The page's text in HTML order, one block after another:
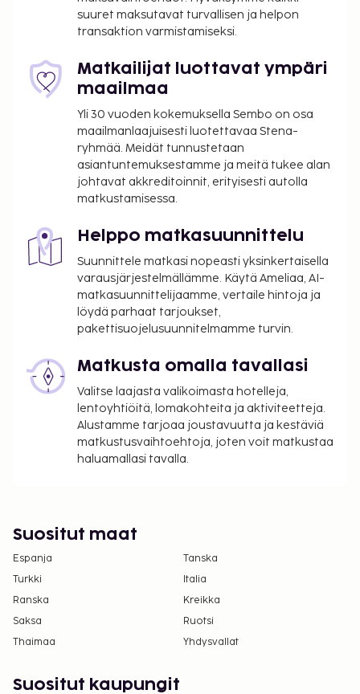
huoneistohotellin palveluihin kuuluu juhlasali ja
myyntiautomaatti. Maksullinen buffetaamiainen
tarjotaan päivittäin klo 7.00–10.00.
Majoituspaikka veloittaa seuraavat paikan päällä
sovellettavat verot:
Kaupungin perimä vero: 5.52 EUR per henkilö
per yö. Tätä veroa ei peritä alle 18 vuotta
vanhoilta lapsilta.
ilmoittamat maksut.
Maksu buffetaamiaisesta: noin 16 EUR aikuisille
ja 8 EUR lapsille
Pysäköintimaksu lähellä sijaitsevalla
pysäköintialueella: 12 EUR per päivä (260 metrin
Siivous on saatavilla lisämaksusta.
Yllä oleva luettelo ei ehkä kata kaikkea. Maksut ja
takuumaksut eivät välttämättä sisällä veroja, ja ne
saattavat muuttua.
Kansallisten määräysten vuoksi käteismaksut
varausvahvistuksessa olevien tietojen avulla.
suuret maksutavat turvallisen ja helpon
transaktion varmistamiseksi.
Matkailijat luottavat ympäri
maailmaa
Yli 30 vuoden kokemuksella Sembo on osa
maailmanlaajuisesti luotettavaa Stena-
ryhmää. Meidät tunnustetaan
asiantuntemuksestamme ja meitä tukee alan
johtavat akkreditoinnit, erityisesti autolla
matkustamisessa.
Helppo matkasuunnittelu
Suunnittele matkasi nopeasti yksinkertaisella
varausjärjestelmällämme. Käytä Ameliaa, AI-
matkasuunnittelijaamme, vertaile hintoja ja
löydä parhaat tarjoukset,
pakettisuojelusuunnitelmamme turvin.
Matkusta omalla tavallasi
Valitse laajasta valikoimasta hotelleja,
lentoyhtiöitä, lomakohteita ja aktiviteetteja.
Alustamme tarjoaa joustavuutta ja kestäviä
matkustusvaihtoehtoja, joten voit matkustaa
haluamallasi tavalla.
Suositut maat
Espanja
Tanska
Turkki
Italia
Ranska
Kreikka
Saksa
Ruotsi
Thaimaa
Yhdysvallat
Suositut kaupungit